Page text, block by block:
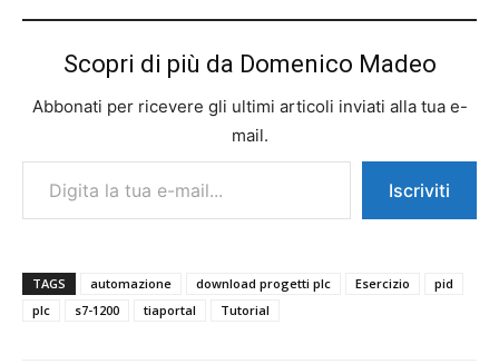
Scopri di più da Domenico Madeo
Abbonati per ricevere gli ultimi articoli inviati alla tua e-
mail.
Digita la tua e-mail...
Iscriviti
TAGS automazione download progetti plc Esercizio
pid
plc
s7-1200 tiaportal Tutorial